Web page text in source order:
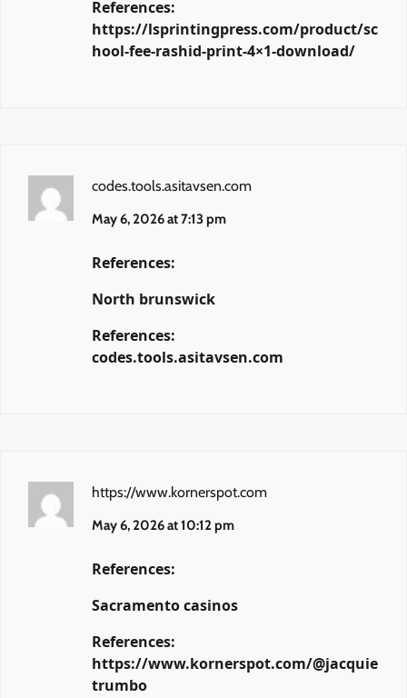
References:
https://lsprintingpress.com/product/sc
hool-fee-rashid-print-4×1-download/
codes.tools.asitavsen.com
May 6, 2026 at 7:13 pm
References:
North brunswick
References:
codes.tools.asitavsen.com
https://www.kornerspot.com
May 6, 2026 at 10:12 pm
References:
Sacramento casinos
References:
https://www.kornerspot.com/@jacquie
trumbo